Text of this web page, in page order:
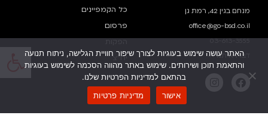
מנחם בגין 42, רמת גן
office@go-bsd.co.il
03-613-3555
דברו איתנו >>
כל הקמפיינים
פרסום
יח”צ
האתר עושה שימוש בעוגיות לצורך שיפור חוויית הגלישה, ניתוח תנועה
והתאמת תוכן ושירותים. שימוש באתר מהווה הסכמה לשימוש בעוגיות
בהתאם למדיניות הפרטיות שלנו.
אישור
מדיניות פרטיות